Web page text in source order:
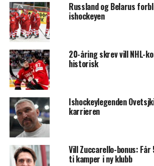
Russland og Belarus
ishockeyen
20-åring skrev vill NHL-
historisk
Ishockeylegenden
karrieren
Vill Zuccarello-bonus:
ti kamper i ny klubb